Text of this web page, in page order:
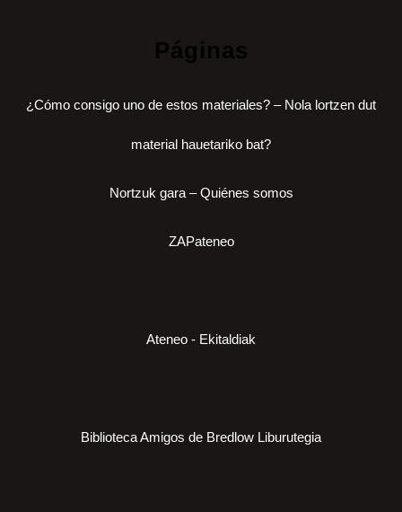
Páginas
¿Cómo consigo uno de estos materiales? – Nola lortzen dut
material hauetariko bat?
Nortzuk gara – Quiénes somos
ZAPateneo
Ateneo - Ekitaldiak
Biblioteca Amigos de Bredlow Liburutegia